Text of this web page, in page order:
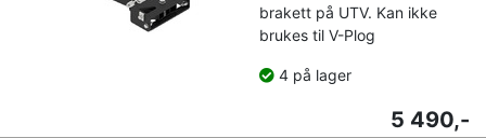
brakett på UTV. Kan ikke
brukes til V-Plog
4 på lager
5 490,-